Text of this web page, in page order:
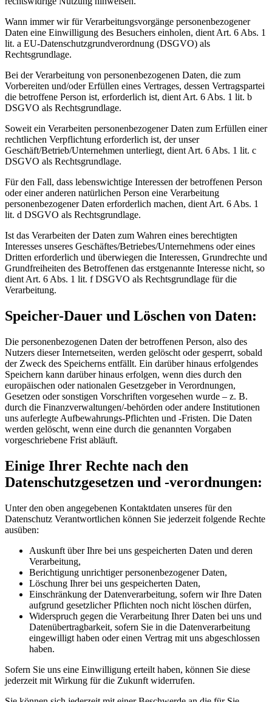
Wann immer wir für Verarbeitungsvorgänge personenbezogener
Daten eine Einwilligung des Besuchers einholen, dient Art. 6 Abs. 1
lit. a EU-Datenschutzgrundverordnung (DSGVO) als
Rechtsgrundlage.
Bei der Verarbeitung von personenbezogenen Daten, die zum
Vorbereiten und/oder Erfüllen eines Vertrages, dessen Vertragspartei
die betroffene Person ist, erforderlich ist, dient Art. 6 Abs. 1 lit. b
DSGVO als Rechtsgrundlage.
Soweit ein Verarbeiten personenbezogener Daten zum Erfüllen einer
rechtlichen Verpflichtung erforderlich ist, der unser
Geschäft/Betrieb/Unternehmen unterliegt, dient Art. 6 Abs. 1 lit. c
DSGVO als Rechtsgrundlage.
Für den Fall, dass lebenswichtige Interessen der betroffenen Person
oder einer anderen natürlichen Person eine Verarbeitung
personenbezogener Daten erforderlich machen, dient Art. 6 Abs. 1
lit. d DSGVO als Rechtsgrundlage.
Ist das Verarbeiten der Daten zum Wahren eines berechtigten
Interesses unseres Geschäftes/Betriebes/Unternehmens oder eines
Dritten erforderlich und überwiegen die Interessen, Grundrechte und
Grundfreiheiten des Betroffenen das erstgenannte Interesse nicht, so
dient Art. 6 Abs. 1 lit. f DSGVO als Rechtsgrundlage für die
Verarbeitung.
Speicher-Dauer und Löschen von Daten:
Die personenbezogenen Daten der betroffenen Person, also des
Nutzers dieser Internetseiten, werden gelöscht oder gesperrt, sobald
der Zweck des Speicherns entfällt. Ein darüber hinaus erfolgendes
Speichern kann darüber hinaus erfolgen, wenn dies durch den
europäischen oder nationalen Gesetzgeber in Verordnungen,
Gesetzen oder sonstigen Vorschriften vorgesehen wurde – z. B.
durch die Finanzverwaltungen/-behörden oder andere Institutionen
uns auferlegte Aufbewahrungs-Pflichten und -Fristen. Die Daten
werden gelöscht, wenn eine durch die genannten Vorgaben
vorgeschriebene Frist abläuft.
Einige Ihrer Rechte nach den
Datenschutzgesetzen und -verordnungen:
Unter den oben angegebenen Kontaktdaten unseres für den
Datenschutz Verantwortlichen können Sie jederzeit folgende Rechte
ausüben:
Auskunft über Ihre bei uns gespeicherten Daten und deren
Verarbeitung,
Berichtigung unrichtiger personenbezogener Daten,
Löschung Ihrer bei uns gespeicherten Daten,
Einschränkung der Datenverarbeitung, sofern wir Ihre Daten
aufgrund gesetzlicher Pflichten noch nicht löschen dürfen,
Widerspruch gegen die Verarbeitung Ihrer Daten bei uns und
Datenübertragbarkeit, sofern Sie in die Datenverarbeitung
eingewilligt haben oder einen Vertrag mit uns abgeschlossen
haben.
Sofern Sie uns eine Einwilligung erteilt haben, können Sie diese
jederzeit mit Wirkung für die Zukunft widerrufen.